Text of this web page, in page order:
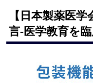
【日本製薬医
言‐医学教育を